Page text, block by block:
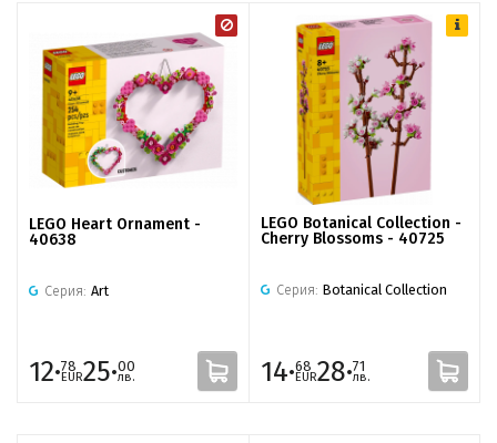
LEGO Heart Ornament -
40638
Серия: Art
12·78
EUR25·00
лв.
LEGO Botanical Collection -
Cherry Blossoms - 40725
Серия: Botanical Collection
14·68
EUR28·71
лв.